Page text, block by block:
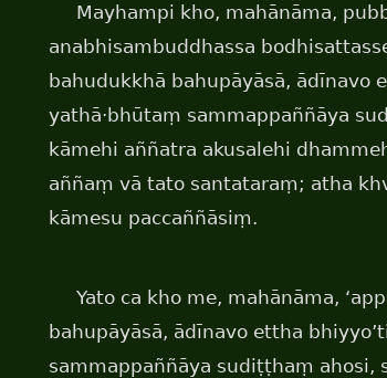
Mayhampi kho, mahānāma,
anabhisambuddhassa
bahudukkhā bahupāyāsā, ādīnavo
yathā·bhūtaṃ sammappaññāya
kāmehi aññatra akusalehi
aññaṃ vā tato santataraṃ; atha
kāmesu paccaññāsiṃ.
Yato ca kho me, mahānāma,
bahupāyāsā, ādīnavo ettha
sammappaññāya sudiṭṭhaṃ ahosi,